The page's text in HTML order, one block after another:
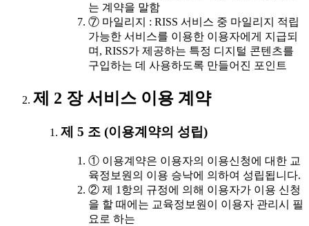
는 계약을 말함
⑦ 마일리지 : RISS 서비스 중 마일리지 적립
가능한 서비스를 이용한 이용자에게 지급되
며, RISS가 제공하는 특정 디지털 콘텐츠를
구입하는 데 사용하도록 만들어진 포인트
제 2 장 서비스 이용 계약
제 5 조 (이용계약의 성립)
① 이용계약은 이용자의 이용신청에 대한 교
육정보원의 이용 승낙에 의하여 성립됩니다.
② 제 1항의 규정에 의해 이용자가 이용 신청
을 할 때에는 교육정보원이 이용자 관리시 필
요로 하는